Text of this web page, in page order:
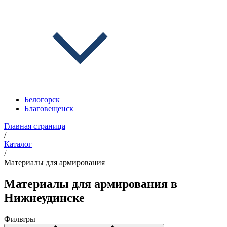
Белогорск
Благовещенск
Главная страница
/
Каталог
/
Материалы для армирования
Материалы для армирования в
Нижнеудинске
Фильтры